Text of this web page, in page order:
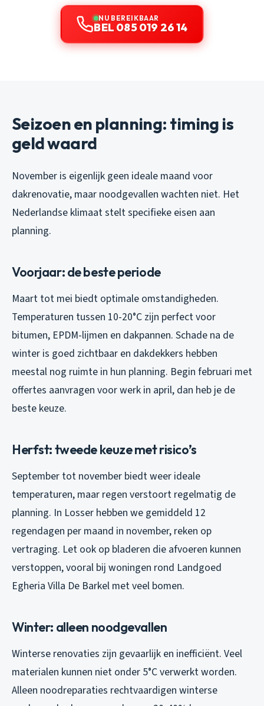
NU BEREIKBAAR
BEL 085 019 26 14
Seizoen en planning: timing is
geld waard
November is eigenlijk geen ideale maand voor
dakrenovatie, maar noodgevallen wachten niet. Het
Nederlandse klimaat stelt specifieke eisen aan
planning.
Voorjaar: de beste periode
Maart tot mei biedt optimale omstandigheden.
Temperaturen tussen 10-20°C zijn perfect voor
bitumen, EPDM-lijmen en dakpannen. Schade na de
winter is goed zichtbaar en dakdekkers hebben
meestal nog ruimte in hun planning. Begin februari met
offertes aanvragen voor werk in april, dan heb je de
beste keuze.
Herfst: tweede keuze met risico’s
September tot november biedt weer ideale
temperaturen, maar regen verstoort regelmatig de
planning. In Losser hebben we gemiddeld 12
regendagen per maand in november, reken op
vertraging. Let ook op bladeren die afvoeren kunnen
verstoppen, vooral bij woningen rond Landgoed
Egheria Villa De Barkel met veel bomen.
Winter: alleen noodgevallen
Winterse renovaties zijn gevaarlijk en inefficiënt. Veel
materialen kunnen niet onder 5°C verwerkt worden.
Alleen noodreparaties rechtvaardigen winterse